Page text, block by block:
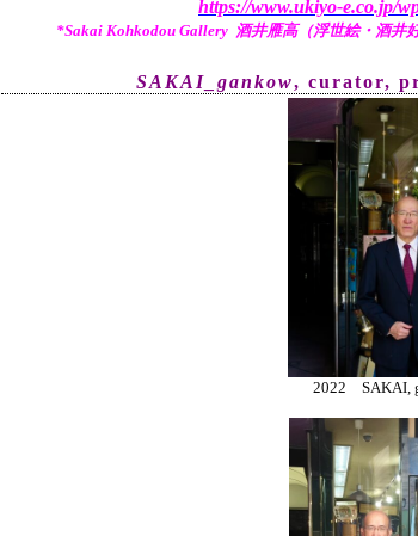
https://www.ukiyo-e.co.jp/
*Sakai Kohkodou Gallery 酒井雁高（浮世絵・酒
SAKAI_gankow, curator,
2022 SAKAI,